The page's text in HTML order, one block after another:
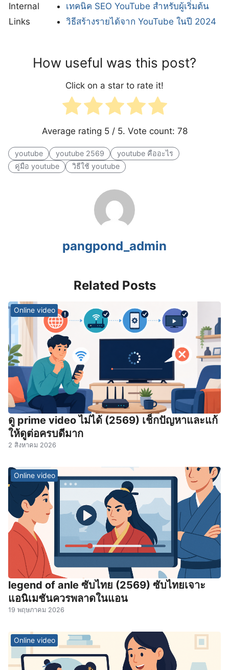
Internal
Links
เทคนิค SEO YouTube สำหรับผู้เริ่มต้น
วิธีสร้างรายได้จาก YouTube ในปี 2024
How useful was this post?
Click on a star to rate it!
Average rating 5/ 5. Vote count: 78
youtube youtube 2569
youtube คืออะไร
คู่มือ youtube
วิธีใช้ youtube
pangpond_admin
Related Posts
Online video
ดู prime video ไม่ได้ (2569) เช็กปัญหาและแก้
ให้ดูต่อครบดีมาก
2 สิงหาคม 2026
Online video
legend of anle ซับไทย (2569) ซับไทยเจาะ
แอนิเมชันควรพลาดในแอน
19 พฤษภาคม 2026
Online video